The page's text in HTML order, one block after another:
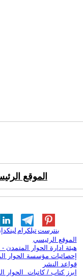
الموقع
تيلكرامبنترست
الموقع الرئيسي
هيئة ادارة الحوار المتمدن -
إحصائيات مؤسسة الحوار
قواعد النشر
ابرز كتاب / كاتبات الحوار